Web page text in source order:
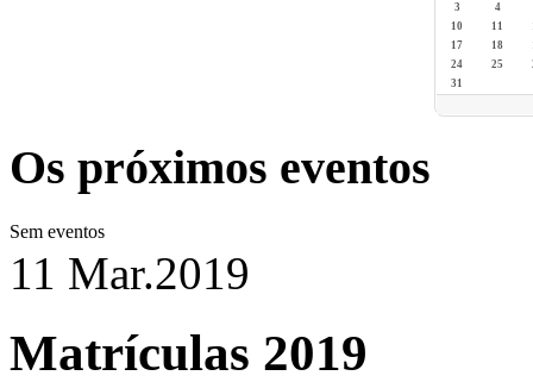
3
4
10
11
17
18
24
25
31
Os próximos eventos
Sem eventos
11 Mar.2019
Matrículas 2019